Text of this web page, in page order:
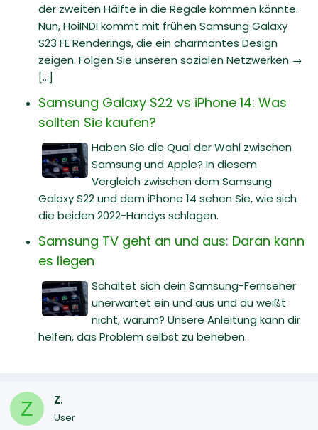
der zweiten Hälfte in die Regale kommen könnte.
Nun, HoiINDI kommt mit frühen Samsung Galaxy
S23 FE Renderings, die ein charmantes Design
zeigen. Folgen Sie unseren sozialen Netzwerken →
[...]
Samsung Galaxy S22 vs iPhone 14: Was
sollten Sie kaufen?
Haben Sie die Qual der Wahl zwischen
Samsung und Apple? In diesem
Vergleich zwischen dem Samsung
Galaxy S22 und dem iPhone 14 sehen Sie, wie sich
die beiden 2022-Handys schlagen.
Samsung TV geht an und aus: Daran kann
es liegen
Schaltet sich dein Samsung-Fernseher
unerwartet ein und aus und du weißt
nicht, warum? Unsere Anleitung kann dir
helfen, das Problem selbst zu beheben.
Z Z.
User